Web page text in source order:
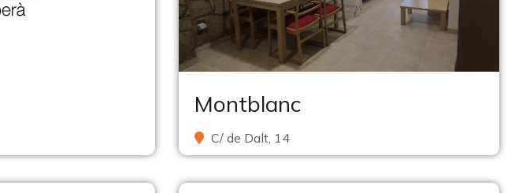
Montblanc
C/ de Dalt, 14